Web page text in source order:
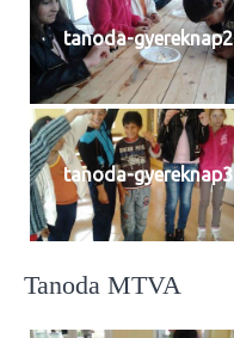
tanoda-gyereknap2
tanoda-gyereknap3
Tanoda MTVA